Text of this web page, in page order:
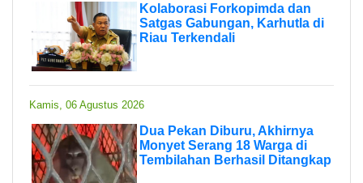
Kolaborasi Forkopimda dan
Satgas Gabungan, Karhutla di
Riau Terkendali
Kamis, 06 Agustus 2026
Dua Pekan Diburu, Akhirnya
Monyet Serang 18 Warga di
Tembilahan Berhasil Ditangkap